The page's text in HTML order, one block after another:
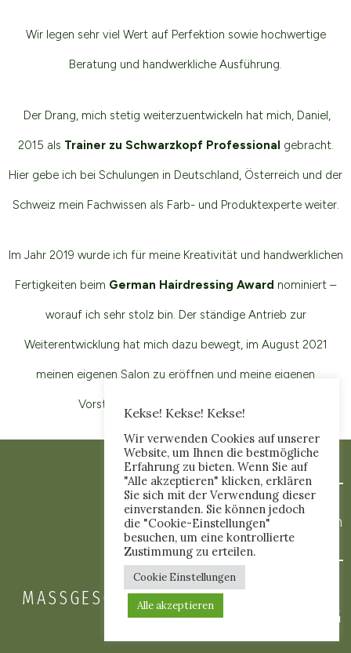
Wir legen sehr viel Wert auf Perfektion sowie hochwertige
Beratung und handwerkliche Ausführung.
Der Drang, mich stetig weiterzuentwickeln hat mich, Daniel,
2015 als Trainer zu Schwarzkopf Professional gebracht.
Hier gebe ich bei Schulungen in Deutschland, Österreich und der
Schweiz mein Fachwissen als Farb- und Produktexperte weiter.
Im Jahr 2019 wurde ich für meine Kreativität und handwerklichen
Fertigkeiten beim German Hairdressing Award nominiert –
worauf ich sehr stolz bin. Der ständige Antrieb zur
Weiterentwicklung hat mich dazu bewegt, im August 2021
meinen eigenen Salon zu eröffnen und meine eigenen
Vorstellungen weiter zu verwirklichen.
Was wir machen
MASSGESCHNEIDERT | TYPGERECHT | N
Kekse! Kekse! Kekse!
Wir verwenden Cookies auf unserer
Website, um Ihnen die bestmögliche
Erfahrung zu bieten. Wenn Sie auf
"Alle akzeptieren" klicken, erklären
Sie sich mit der Verwendung dieser
einverstanden. Sie können jedoch
die "Cookie-Einstellungen"
besuchen, um eine kontrollierte
Zustimmung zu erteilen.
Cookie Einstellungen
Alle akzeptieren